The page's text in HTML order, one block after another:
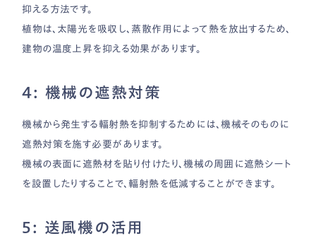
抑える方法です。
植物は、太陽光を吸収し、蒸散作用によって熱を放出するため、
建物の温度上昇を抑える効果があります。
4: 機械の遮熱対策
機械から発生する輻射熱を抑制するためには、機械そのものに
遮熱対策を施す必要があります。
機械の表面に遮熱材を貼り付けたり、機械の周囲に遮熱シート
を設置したりすることで、輻射熱を低減することができます。
5: 送風機の活用